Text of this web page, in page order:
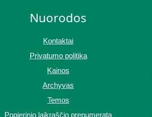
– dar dvi elektromobilių
stotelės; „Ne“ kariniam
nors
pergalės;
Nuorodos
Kontaktai
Privatumo politika
Kainos
Archyvas
Temos
Popierinio laikraščio prenumerata